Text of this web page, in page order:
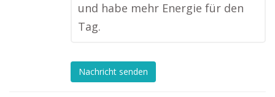
und habe mehr Energie für den
Tag.
Nachricht senden